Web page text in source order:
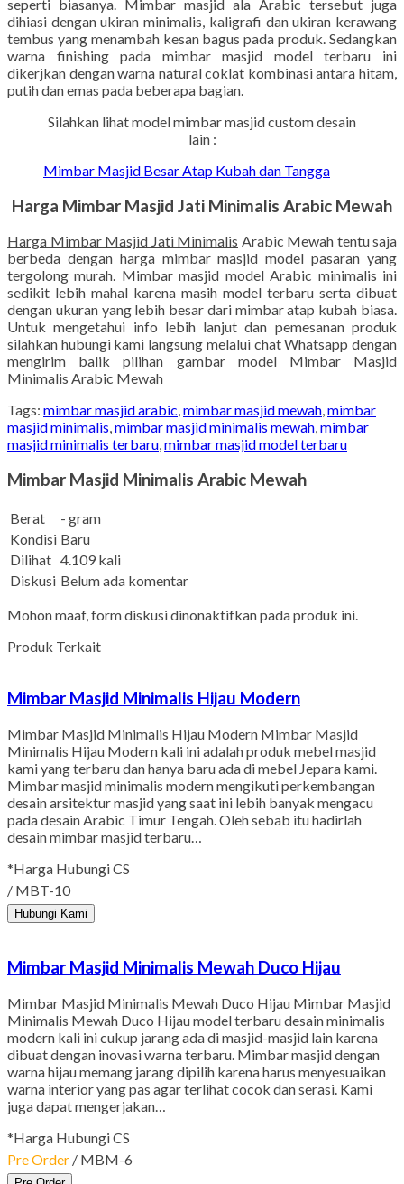
seperti biasanya. Mimbar masjid ala Arabic tersebut juga
dihiasi dengan ukiran minimalis, kaligrafi dan ukiran kerawang
tembus yang menambah kesan bagus pada produk. Sedangkan
warna finishing pada mimbar masjid model terbaru ini
dikerjkan dengan warna natural coklat kombinasi antara hitam,
putih dan emas pada beberapa bagian.
Silahkan lihat model mimbar masjid custom desain
lain :
Mimbar Masjid Besar Atap Kubah dan Tangga
Harga Mimbar Masjid Jati Minimalis Arabic Mewah
Harga Mimbar Masjid Jati Minimalis Arabic Mewah tentu saja
berbeda dengan harga mimbar masjid model pasaran yang
tergolong murah. Mimbar masjid model Arabic minimalis ini
sedikit lebih mahal karena masih model terbaru serta dibuat
dengan ukuran yang lebih besar dari mimbar atap kubah biasa.
Untuk mengetahui info lebih lanjut dan pemesanan produk
silahkan hubungi kami langsung melalui chat Whatsapp dengan
mengirim balik pilihan gambar model Mimbar Masjid
Minimalis Arabic Mewah
Tags: mimbar masjid arabic,mimbar masjid mewah,mimbar
masjid minimalis,mimbar masjid minimalis mewah,mimbar
masjid minimalis terbaru,mimbar masjid model terbaru
Mimbar Masjid Minimalis Arabic Mewah
Berat
- gram
Kondisi Baru
Dilihat 4.109 kali
Diskusi Belum ada komentar
Mohon maaf, form diskusi dinonaktifkan pada produk ini.
Produk Terkait
Mimbar Masjid Minimalis Hijau Modern
Mimbar Masjid Minimalis Hijau Modern Mimbar Masjid
Minimalis Hijau Modern kali ini adalah produk mebel masjid
kami yang terbaru dan hanya baru ada di mebel Jepara kami.
Mimbar masjid minimalis modern mengikuti perkembangan
desain arsitektur masjid yang saat ini lebih banyak mengacu
pada desain Arabic Timur Tengah. Oleh sebab itu hadirlah
desain mimbar masjid terbaru…
*Harga Hubungi CS
/ MBT-10
Hubungi Kami
Mimbar Masjid Minimalis Mewah Duco Hijau
Mimbar Masjid Minimalis Mewah Duco Hijau Mimbar Masjid
Minimalis Mewah Duco Hijau model terbaru desain minimalis
modern kali ini cukup jarang ada di masjid-masjid lain karena
dibuat dengan inovasi warna terbaru. Mimbar masjid dengan
warna hijau memang jarang dipilih karena harus menyesuaikan
warna interior yang pas agar terlihat cocok dan serasi. Kami
juga dapat mengerjakan…
*Harga Hubungi CS
Pre Order / MBM-6